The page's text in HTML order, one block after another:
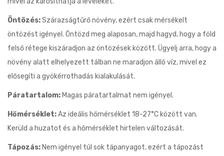
Öntözés:Szárazságtűrő növény, ezért csak mérsékelt
öntözést igényel. Öntözd meg alaposan, majd hagyd, hogy a föld
felső rétege kiszáradjon az öntözések között. Ügyelj arra, hogy a
növény alatt elhelyezett tálban ne maradjon álló víz, mivel ez
elősegíti a gyökérrothadás kialakulását.
Páratartalom: Magas páratartalmat nem igényel.
Hőmérséklet:Az ideális hőmérséklet 18-27°C között van.
Kerüld a huzatot és a hőmérséklet hirtelen változását.
Tápozás: Nem igényel túl sok tápanyagot, ezért a tápozást